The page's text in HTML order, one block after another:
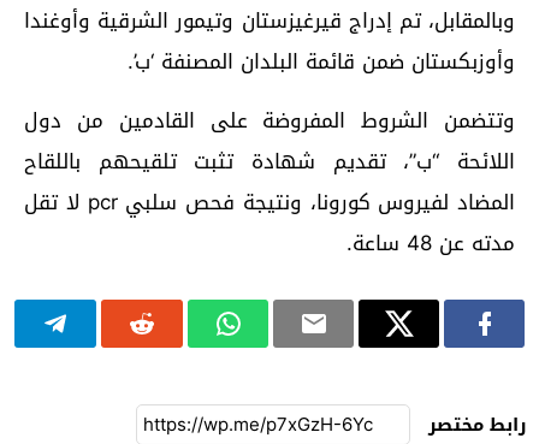
وبالمقابل، تم إدراج قيرغيزستان وتيمور الشرقية وأوغندا
وأوزبكستان ضمن قائمة البلدان المصنفة ‘ب’.
وتتضمن الشروط المفروضة على القادمين من دول
اللائحة “ب”، تقديم شهادة تثبت تلقيحهم باللقاح
المضاد لفيروس كورونا، ونتيجة فحص سلبي pcr لا تقل
مدته عن 48 ساعة.
رابط مختصر